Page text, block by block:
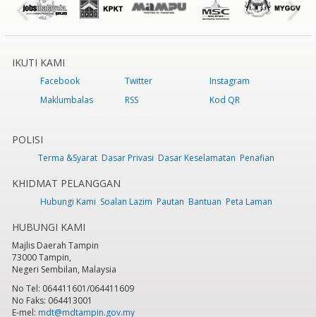
IKUTI KAMI
Facebook Twitter
Instagram
Maklumbalas
RSS Kod QR
POLISI
Terma &Syarat Dasar Privasi Dasar Keselamatan Penafian
KHIDMAT PELANGGAN
Hubungi Kami Soalan Lazim Pautan Bantuan Peta Laman
HUBUNGI KAMI
Majlis Daerah Tampin
73000 Tampin,
Negeri Sembilan, Malaysia
No Tel: 064411601/064411609
No Faks: 064413001
E-mel: mdt@mdtampin.gov.my